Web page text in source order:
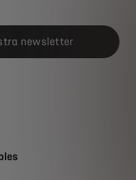
newsletter